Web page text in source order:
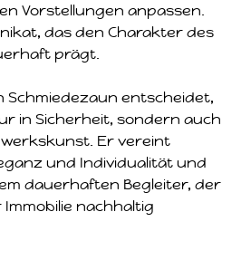
Vorstellungen anpassen.
das den Charakter des
prägt.
Schmiedezaun entscheidet,
in Sicherheit, sondern auch
Er vereint
und Individualität und
dauerhaften Begleiter, der
nachhaltig